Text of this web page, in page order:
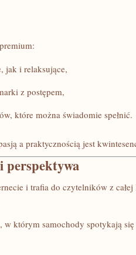
jak i relaksujące,
z postępem,
które można świadomie spełnić.
a praktycznością jest
perspektywa
i trafia do czytelników z
którym samochody spotykają